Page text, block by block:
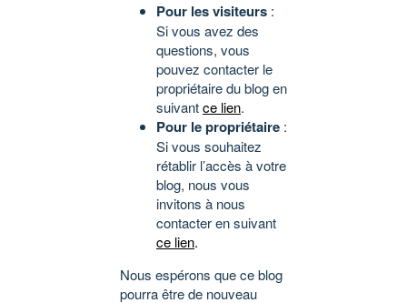
Pour les visiteurs :
Si vous avez des
questions, vous
pouvez contacter le
propriétaire du blog en
suivantce lien.
Pour le propriétaire :
Si vous souhaitez
rétablir l’accès à votre
blog, nous vous
invitons à nous
contacter en suivant
ce lien.
Nous espérons que ce blog
pourra être de nouveau